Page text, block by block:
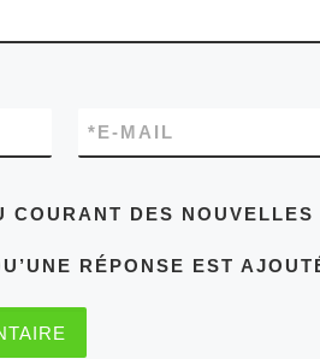
E-MAIL
*
DES NOUVELLES
RÉPONSE EST